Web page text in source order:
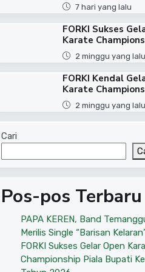
7 hari yang lalu
FORKI Sukses
Karate
2 minggu yang lalu
FORKI Kendal
Karate
2 minggu yang lalu
Cari
Pos-pos Terbaru
PAPA KEREN, Band
Merilis Single “Barisan
FORKI Sukses Gelar Open
Championship Piala Bupati